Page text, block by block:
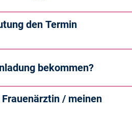
den Termin
bekommen?
/ meinen